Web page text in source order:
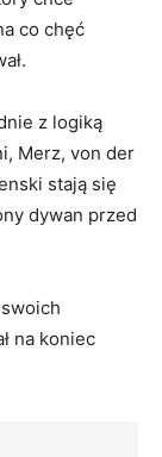
co chęć
z logiką
Merz, von der
stają się
dywan przed
na koniec